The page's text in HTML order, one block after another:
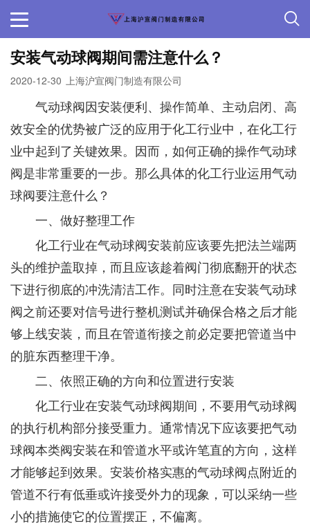
安装气动球阀期间需注意什么？
2020-12-30 上海沪宣阀门制造有限公司
气动球阀因安装便利、操作简单、主动启闭、高
效安全的优势被广泛的应用于化工行业中，在化工行
业中起到了关键效果。因而，如何正确的操作气动球
阀是非常重要的一步。那么具体的化工行业运用气动
球阀要注意什么？
一、做好整理工作
化工行业在气动球阀安装前应该要先把法兰端两
头的维护盖取掉，而且应该趁着阀门彻底翻开的状态
下进行彻底的冲洗清洁工作。同时注意在安装气动球
阀之前还要对信号进行整机测试并确保合格之后才能
够上线安装，而且在管道衔接之前必定要把管道当中
的脏东西整理干净。
二、依照正确的方向和位置进行安装
化工行业在安装气动球阀期间，不要用气动球阀
的执行机构部分接受重力。通常情况下应该要把气动
球阀本类阀安装在和管道水平或许笔直的方向，这样
才能够起到效果。安装价格实惠的气动球阀点附近的
管道不行有低垂或许接受外力的现象，可以采纳一些
小的措施使它的位置摆正，不偏离。